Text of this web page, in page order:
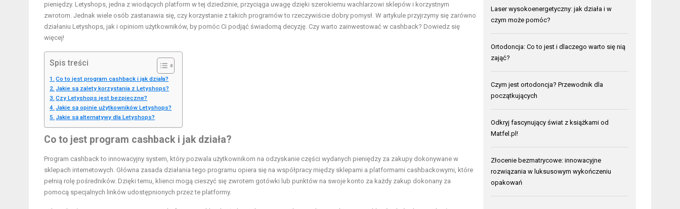
pieniędzy. Letyshops, jedna z wiodących platform w tej dziedzinie, przyciąga uwagę dzięki szerokiemu wachlarzowi sklepów i korzystnym
zwrotom. Jednak wiele osób zastanawia się, czy korzystanie z takich programów to rzeczywiście dobry pomysł. W artykule przyjrzymy się zarówno
działaniu Letyshops, jak i opiniom użytkowników, by pomóc Ci podjąć świadomą decyzję. Czy warto zainwestować w cashback? Dowiedz się
więcej!
Spis treści
Co to jest program cashback i jak działa?
Jakie są zalety korzystania z Letyshops?
Czy Letyshops jest bezpieczne?
Jakie są opinie użytkowników Letyshops?
Jakie są alternatywy dla Letyshops?
Co to jest program cashback i jak działa?
Program cashback to innowacyjny system, który pozwala użytkownikom na odzyskanie części wydanych pieniędzy za zakupy dokonywane w
sklepach internetowych. Główna zasada działania tego programu opiera się na współpracy między sklepami a platformami cashbackowymi, które
pełnią rolę pośredników. Dzięki temu, klienci mogą cieszyć się zwrotem gotówki lub punktów na swoje konto za każdy zakup dokonany za
pomocą specjalnych linków udostępnionych przez te platformy.
Laser wysokoenergetyczny: jak działa i w
czym może pomóc?
Ortodoncja: Co to jest i dlaczego warto się nią
zająć?
Czym jest ortodoncja? Przewodnik dla
początkujących
Odkryj fascynujący świat z książkami od
Matfel.pl!
Złocenie bezmatrycowe: innowacyjne
rozwiązania w luksusowym wykończeniu
opakowań